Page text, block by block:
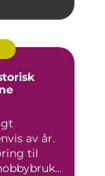
av år.
til